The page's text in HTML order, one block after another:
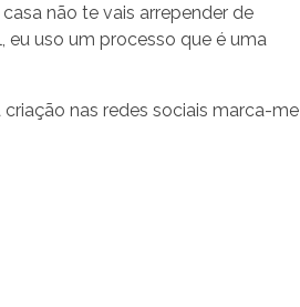
não te vais arrepender de
eu uso um processo que é uma
nas redes sociais marca-me